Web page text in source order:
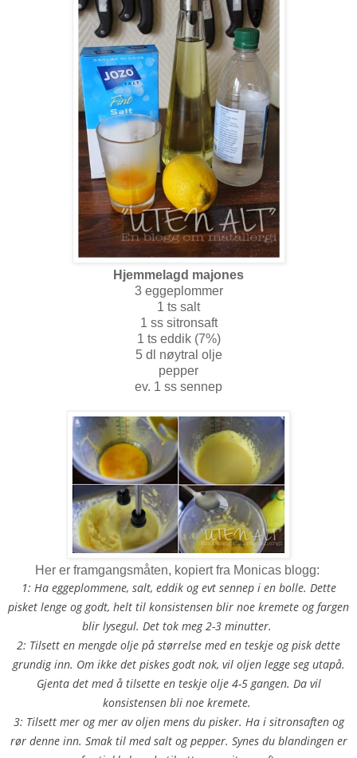
Hjemmelagd majones
3 eggeplommer
1 ts salt
1 ss sitronsaft
1 ts eddik (7%)
5 dl nøytral olje
pepper
ev. 1 ss sennep
Her er framgangsmåten, kopiert fra Monicas blogg:
1: Ha eggeplommene, salt, eddik og evt sennep i en bolle. Dette
pisket lenge og godt, helt til konsistensen blir noe kremete og fargen
blir lysegul. Det tok meg 2-3 minutter.
2: Tilsett en mengde olje på størrelse med en teskje og pisk dette
grundig inn. Om ikke det piskes godt nok, vil oljen legge seg utapå.
Gjenta det med å tilsette en teskje olje 4-5 gangen. Da vil
konsistensen bli noe kremete.
3: Tilsett mer og mer av oljen mens du pisker. Ha i sitronsaften og
rør denne inn. Smak til med salt og pepper. Synes du blandingen er